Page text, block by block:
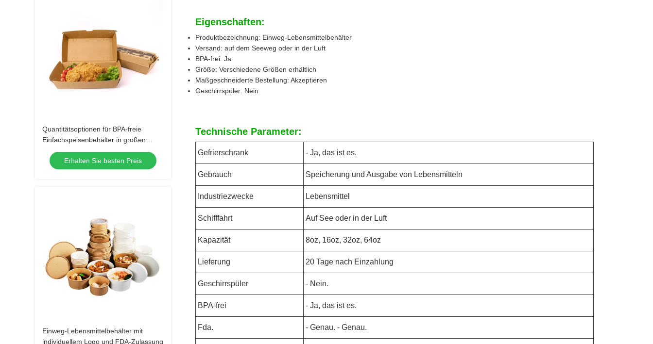
Quantitätsoptionen für BPA-freie
Einfachspeisenbehälter in großen
Mengen oder einzeln
Erhalten Sie besten Preis
Einweg-Lebensmittelbehälter mit
individuellem Logo und FDA-Zulassung
Eigenschaften:
Produktbezeichnung: Einweg-Lebensmittelbehälter
Versand: auf dem Seeweg oder in der Luft
BPA-frei: Ja
Größe: Verschiedene Größen erhältlich
Maßgeschneiderte Bestellung: Akzeptieren
Geschirrspüler: Nein
Technische Parameter:
Gefrierschrank - Ja, das ist es.
Gebrauch Speicherung und Ausgabe von Lebensmitteln
Industriezwecke Lebensmittel
Schifffahrt Auf See oder in der Luft
Kapazität 8oz, 16oz, 32oz, 64oz
Lieferung 20 Tage nach Einzahlung
Geschirrspüler - Nein.
BPA-frei - Ja, das ist es.
Fda. - Genau. - Genau.